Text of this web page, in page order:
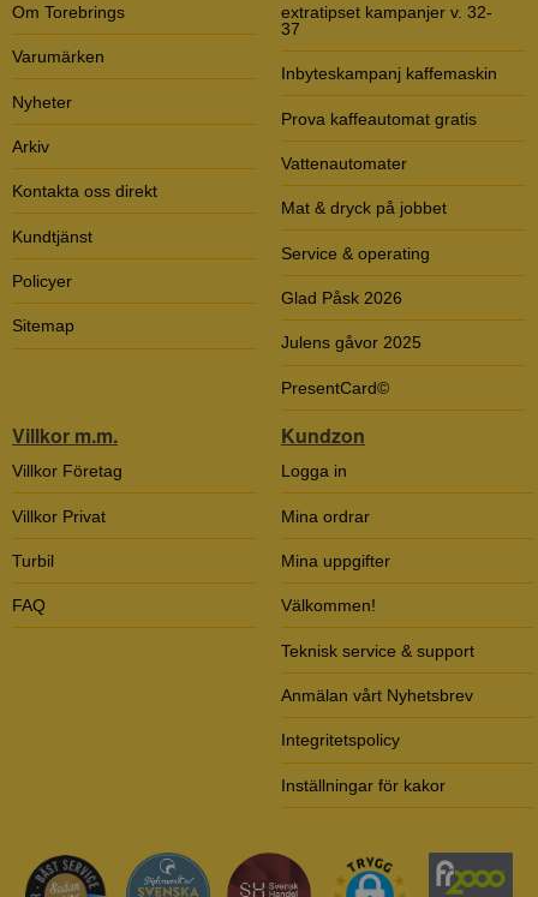
Om Torebrings
Varumärken
Nyheter
Arkiv
Kontakta oss direkt
Kundtjänst
Policyer
Sitemap
extratipset kampanjer v. 32-
37
Inbyteskampanj kaffemaskin
Prova kaffeautomat gratis
Vattenautomater
Mat & dryck på jobbet
Service & operating
Glad Påsk 2026
Julens gåvor 2025
PresentCard©
Villkor m.m.
Villkor Företag
Villkor Privat
Turbil
FAQ
Kundzon
Logga in
Mina ordrar
Mina uppgifter
Välkommen!
Teknisk service & support
Anmälan vårt Nyhetsbrev
Integritetspolicy
Inställningar för kakor